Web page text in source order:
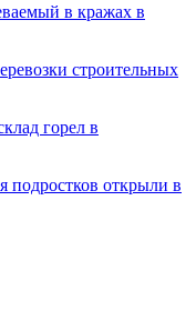
в кражах в
строительных
горел в
подростков открыли в